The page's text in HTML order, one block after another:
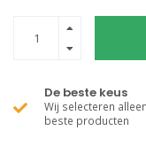
De beste keus
Wij selecteren
beste producten